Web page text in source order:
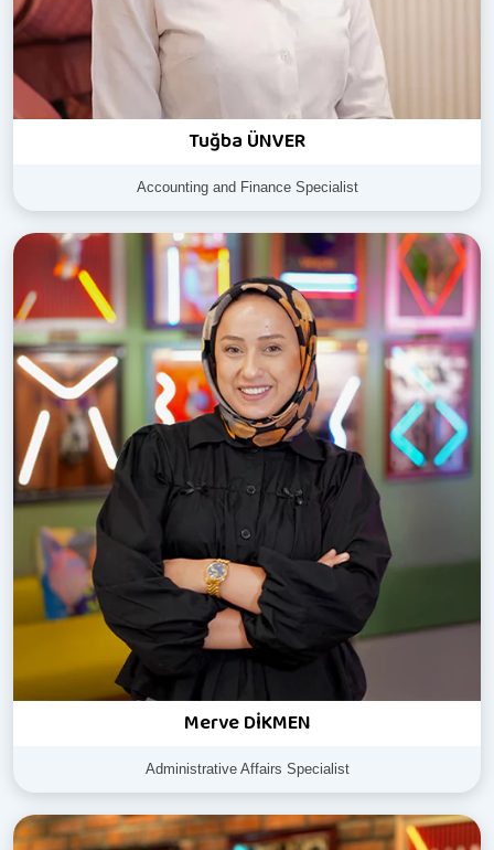
Tuğba ÜNVER
Accounting and Finance Specialist
Merve DİKMEN
Administrative Affairs Specialist